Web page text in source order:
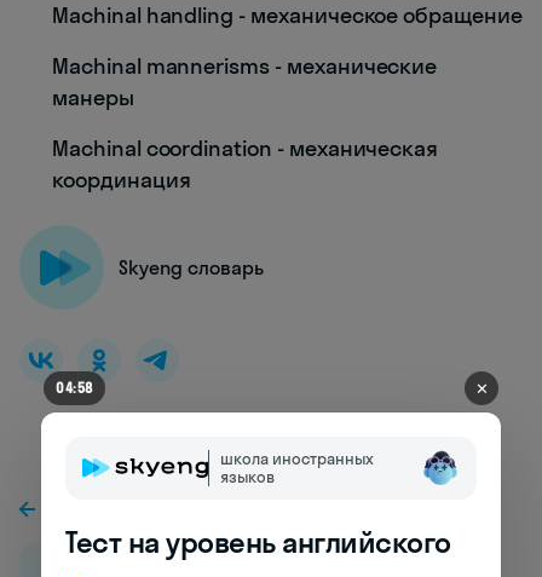
Machinal handling - механическое обращение
Machinal mannerisms - механические
манеры
Machinal coordination - механическая
координация
Skyeng словарь
04:53 ✕
школа иностранных
языков
Тест на уровень английского